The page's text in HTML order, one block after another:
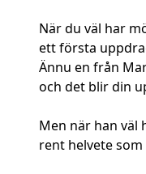
När du väl har
ett första
Ännu en från
och det blir din
Men när han väl
rent helvete